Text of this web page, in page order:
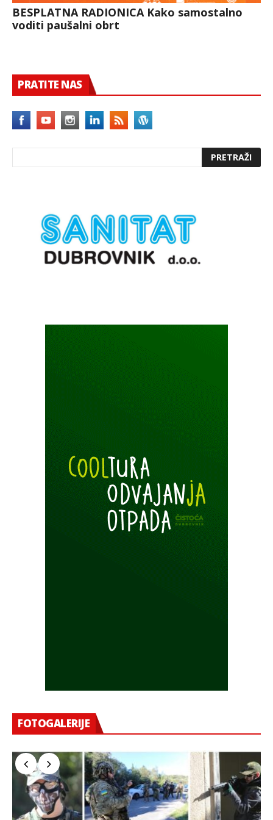
BESPLATNA RADIONICA Kako samostalno
voditi paušalni obrt
PRATITE NAS
FOTOGALERIJE